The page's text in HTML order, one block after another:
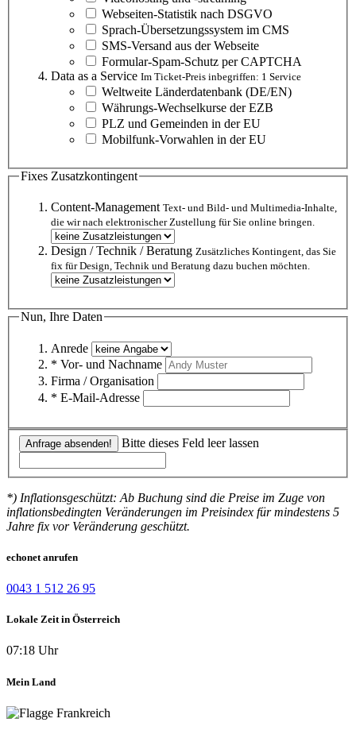
Webseiten-Statistik nach DSGVO
Sprach-Übersetzungssystem im CMS
SMS-Versand aus der Webseite
Formular-Spam-Schutz per CAPTCHA
Data as a Service Im Ticket-Preis inbegriffen: 1 Service
Weltweite Länderdatenbank (DE/EN)
Währungs-Wechselkurse der EZB
PLZ und Gemeinden in der EU
Mobilfunk-Vorwahlen in der EU
Fixes Zusatzkontingent
Content-Management Text- und Bild- und Multimedia-Inhalte,
die wir nach elektronischer Zustellung für Sie online bringen.
Design / Technik / Beratung Zusätzliches Kontingent, das Sie
fix für Design, Technik und Beratung dazu buchen möchten.
Nun, Ihre Daten
Anrede
* Vor- und Nachname
Firma / Organisation
* E-Mail-Adresse
Anfrage absenden! Bitte dieses Feld leer lassen
*) Inflationsgeschützt: Ab Buchung sind die Preise im Zuge von
inflationsbedingten Veränderungen im Preisindex für mindestens 5
Jahre fix vor Veränderung geschützt.
echonet anrufen
0043 1 512 26 95
Lokale Zeit in Österreich
07:18 Uhr
Mein Land